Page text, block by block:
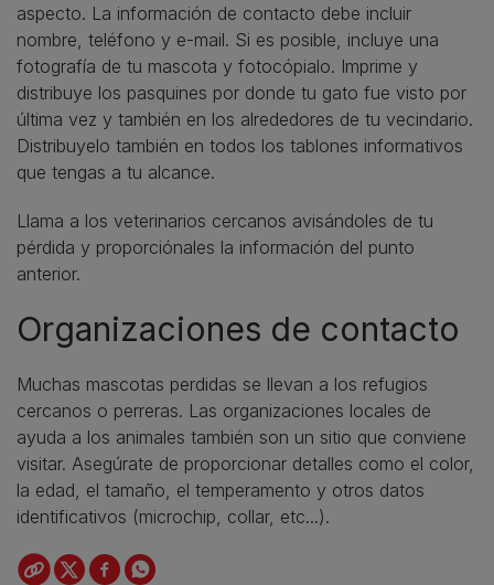
aspecto. La información de contacto debe incluir
nombre, teléfono y e-mail. Si es posible, incluye una
fotografía de tu mascota y fotocópialo. Imprime y
distribuye los pasquines por donde tu gato fue visto por
última vez y también en los alrededores de tu vecindario.
Distribuyelo también en todos los tablones informativos
que tengas a tu alcance.
Llama a los veterinarios cercanos avisándoles de tu
pérdida y proporciónales la información del punto
anterior.
​Organizaciones de contacto
​Muchas mascotas perdidas se llevan a los refugios
cercanos o perreras. Las organizaciones locales de
ayuda a los animales también son un sitio que conviene
visitar. Asegúrate de proporcionar detalles como el color,
la edad, el tamaño, el temperamento y otros datos
identificativos (microchip, collar, etc...).